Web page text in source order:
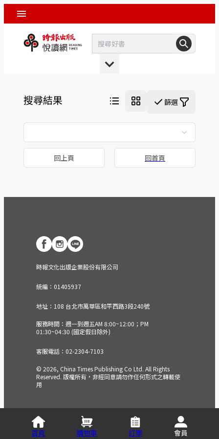
搜尋結果 篩選
回上頁 回首頁
時報文化出版企業股份有限公司
統編：01405937
地址：108 台北市萬華區和平西路3段240號
服務時間：週一到週五AM 8:00~12:00；PM
01:30~04:30 (國定假日除外)
客服電話：02-2304-7103
© 2026, China Times Publishing Co Ltd. All Rights
Reserved. 版權所有，非經同意請勿作任何形式之轉載使
用
首頁 購物車 訂單 會員